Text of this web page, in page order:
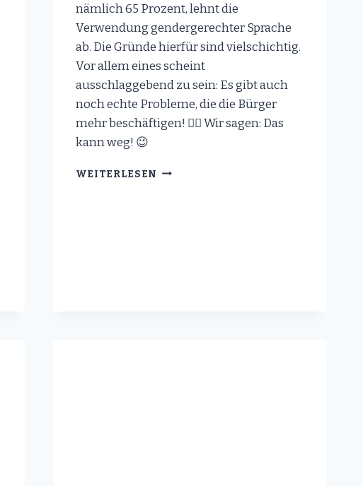
nämlich 65 Prozent, lehnt die
Verwendung gendergerechter Sprache
ab. Die Gründe hierfür sind vielschichtig.
Vor allem eines scheint
ausschlaggebend zu sein: Es gibt auch
noch echte Probleme, die die Bürger
mehr beschäftigen! ☝🏻 Wir sagen: Das
kann weg! 😉
WEITERLESEN DIE